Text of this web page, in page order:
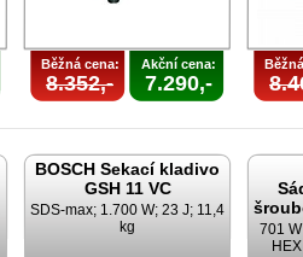
Běžná cena:
8.352,-
Akční cena:
7.290,-
BOSCH Sekací kladivo
GSH 11 VC
SDS-max; 1.700 W; 23 J; 11,4
kg
701